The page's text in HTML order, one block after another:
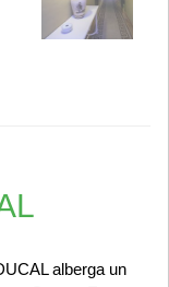
alberga un